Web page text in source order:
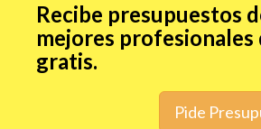
Recibe presupuestos
mejores profesionales
gratis.
Pide